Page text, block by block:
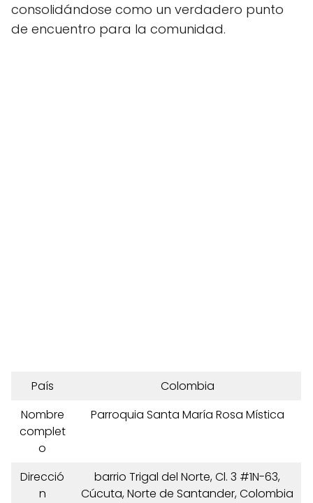
consolidándose como un verdadero punto
de encuentro para la comunidad.
País
Colombia
Nombre
complet
o
Parroquia Santa María Rosa Mística
Direcció
n
barrio Trigal del Norte, Cl. 3 #1N-63,
Cúcuta, Norte de Santander, Colombia